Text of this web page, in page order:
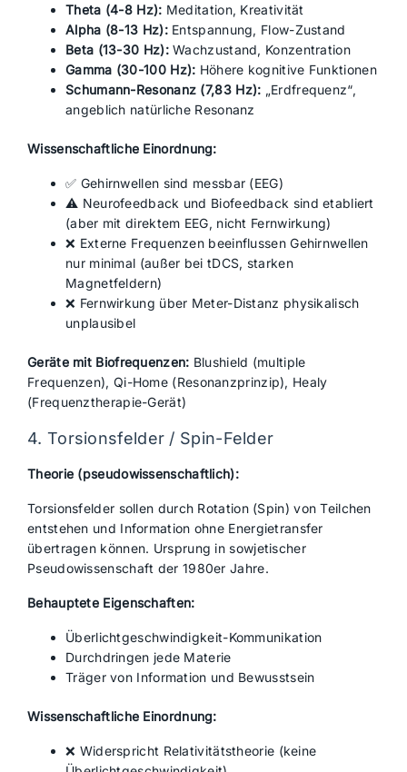
Theta (4-8 Hz): Meditation, Kreativität
Alpha (8-13 Hz):Entspannung, Flow-Zustand
Beta (13-30 Hz):Wachzustand, Konzentration
Gamma (30-100 Hz): Höhere kognitive Funktionen
Schumann-Resonanz (7,83 Hz): „Erdfrequenz“,
angeblich natürliche Resonanz
Wissenschaftliche Einordnung:
✅ Gehirnwellen sind messbar (EEG)
⚠️ Neurofeedback und Biofeedback sind etabliert
(aber mit direktem EEG, nicht Fernwirkung)
❌ Externe Frequenzen beeinflussen Gehirnwellen
nur minimal (außer bei tDCS, starken
Magnetfeldern)
❌ Fernwirkung über Meter-Distanz physikalisch
unplausibel
Geräte mit Biofrequenzen: Blushield (multiple
Frequenzen), Qi-Home (Resonanzprinzip), Healy
(Frequenztherapie-Gerät)
4. Torsionsfelder / Spin-Felder
Theorie (pseudowissenschaftlich):
Torsionsfelder sollen durch Rotation (Spin) von Teilchen
entstehen und Information ohne Energietransfer
übertragen können. Ursprung in sowjetischer
Pseudowissenschaft der 1980er Jahre.
Behauptete Eigenschaften:
Überlichtgeschwindigkeit-Kommunikation
Durchdringen jede Materie
Träger von Information und Bewusstsein
Wissenschaftliche Einordnung:
❌ Widerspricht Relativitätstheorie (keine